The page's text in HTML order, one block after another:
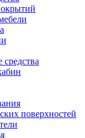
поверхностей